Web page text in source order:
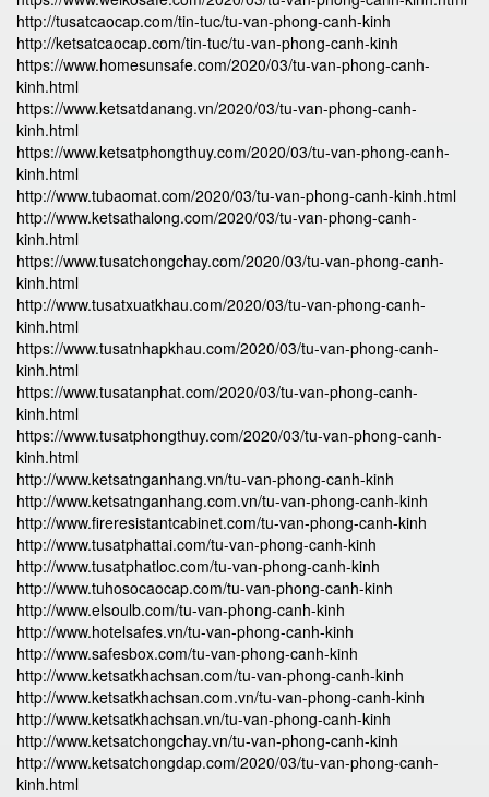
http://tusatcaocap.com/tin-tuc/tu-van-phong-canh-kinh
http://ketsatcaocap.com/tin-tuc/tu-van-phong-canh-kinh
https://www.homesunsafe.com/2020/03/tu-van-phong-canh-
kinh.html
https://www.ketsatdanang.vn/2020/03/tu-van-phong-canh-
kinh.html
https://www.ketsatphongthuy.com/2020/03/tu-van-phong-canh-
kinh.html
http://www.tubaomat.com/2020/03/tu-van-phong-canh-kinh.html
http://www.ketsathalong.com/2020/03/tu-van-phong-canh-
kinh.html
https://www.tusatchongchay.com/2020/03/tu-van-phong-canh-
kinh.html
http://www.tusatxuatkhau.com/2020/03/tu-van-phong-canh-
kinh.html
https://www.tusatnhapkhau.com/2020/03/tu-van-phong-canh-
kinh.html
https://www.tusatanphat.com/2020/03/tu-van-phong-canh-
kinh.html
https://www.tusatphongthuy.com/2020/03/tu-van-phong-canh-
kinh.html
http://www.ketsatnganhang.vn/tu-van-phong-canh-kinh
http://www.ketsatnganhang.com.vn/tu-van-phong-canh-kinh
http://www.fireresistantcabinet.com/tu-van-phong-canh-kinh
http://www.tusatphattai.com/tu-van-phong-canh-kinh
http://www.tusatphatloc.com/tu-van-phong-canh-kinh
http://www.tuhosocaocap.com/tu-van-phong-canh-kinh
http://www.elsoulb.com/tu-van-phong-canh-kinh
http://www.hotelsafes.vn/tu-van-phong-canh-kinh
http://www.safesbox.com/tu-van-phong-canh-kinh
http://www.ketsatkhachsan.com/tu-van-phong-canh-kinh
http://www.ketsatkhachsan.com.vn/tu-van-phong-canh-kinh
http://www.ketsatkhachsan.vn/tu-van-phong-canh-kinh
http://www.ketsatchongchay.vn/tu-van-phong-canh-kinh
http://www.ketsatchongdap.com/2020/03/tu-van-phong-canh-
kinh.html